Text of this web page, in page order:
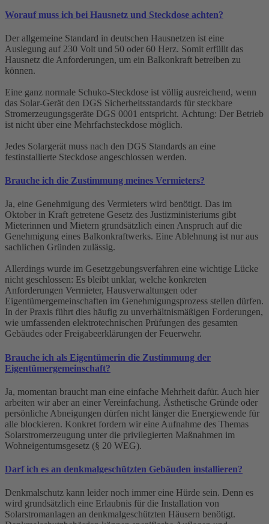
Worauf muss ich bei Hausnetz und Steckdose achten?
Der allgemeine Standard in deutschen Hausnetzen ist eine
Auslegung auf 230 Volt und 50 oder 60 Herz. Somit erfüllt das
Hausnetz die Anforderungen, um ein Balkonkraft betreiben zu
können.
Eine ganz normale Schuko-Steckdose ist völlig ausreichend, wenn
das Solar-Gerät den DGS Sicherheitsstandards für steckbare
Stromerzeugungsgeräte DGS 0001 entspricht. Achtung: Der Betrieb
ist nicht über eine Mehrfachsteckdose möglich.
Jedes Solargerät muss nach den DGS Standards an eine
festinstallierte Steckdose angeschlossen werden.
Brauche ich die Zustimmung meines Vermieters?
Ja, eine Genehmigung des Vermieters wird benötigt. Das im
Oktober in Kraft getretene Gesetz des Justizministeriums gibt
Mieterinnen und Mietern grundsätzlich einen Anspruch auf die
Genehmigung eines Balkonkraftwerks. Eine Ablehnung ist nur aus
sachlichen Gründen zulässig.
Allerdings wurde im Gesetzgebungsverfahren eine wichtige Lücke
nicht geschlossen: Es bleibt unklar, welche konkreten
Anforderungen Vermieter, Hausverwaltungen oder
Eigentümergemeinschaften im Genehmigungsprozess stellen dürfen.
In der Praxis führt dies häufig zu unverhältnismäßigen Forderungen,
wie umfassenden elektrotechnischen Prüfungen des gesamten
Gebäudes oder Freigabeerklärungen der Feuerwehr.
Brauche ich als Eigentümerin die Zustimmung der
Eigentümergemeinschaft?
Ja, momentan braucht man eine einfache Mehrheit dafür. Auch hier
arbeiten wir aber an einer Vereinfachung. Ästhetische Gründe oder
persönliche Abneigungen dürfen nicht länger die Energiewende für
alle blockieren. Konkret fordern wir eine Aufnahme des Themas
Solarstromerzeugung unter die privilegierten Maßnahmen im
Wohneigentumsgesetz (§ 20 WEG).
Darf ich es an denkmalgeschützten Gebäuden installieren?
Denkmalschutz kann leider noch immer eine Hürde sein. Denn es
wird grundsätzlich eine Erlaubnis für die Installation von
Solarstromanlagen an denkmalgeschützten Häusern benötigt.